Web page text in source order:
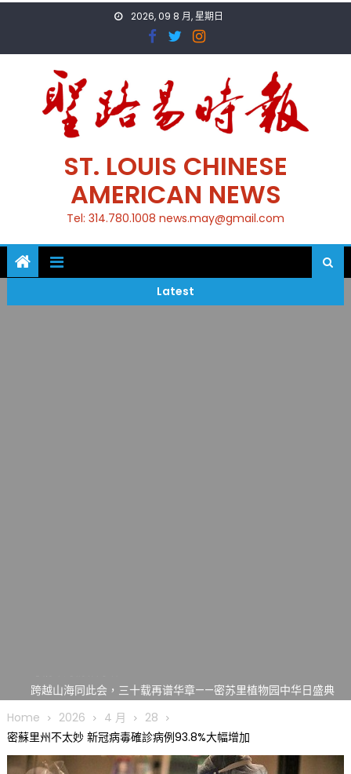
2026, 09 8 月, 星期日
ST. LOUIS CHINESE
AMERICAN NEWS
Tel: 314.780.1008 news.may@gmail.com
Latest
跨越山海同此会，三十载再谱华章——密苏里植物园中华日盛典
圣路易龙舟俱乐部5月16日龙舟体验日 邀请各界亲身体验划行乐
趣 + 水上竞速魅力
三十二载跨越时空的相逢
Home 2026 4 月
28
密蘇里州不太妙 新冠病毒確診病例93.8%大幅增加